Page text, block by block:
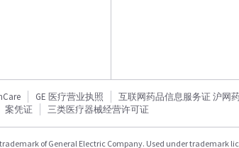
GE 医疗营业执照
互联网药品信息服务证 沪网
案凭证
三类医疗器械经营许可证
trademark of General Electric Company. Used under trademark